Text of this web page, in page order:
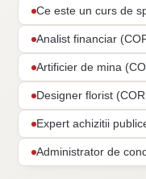
Ce este un curs de
Analist financiar
Artificier de mina
Designer florist
Expert achizitii
Administrator de